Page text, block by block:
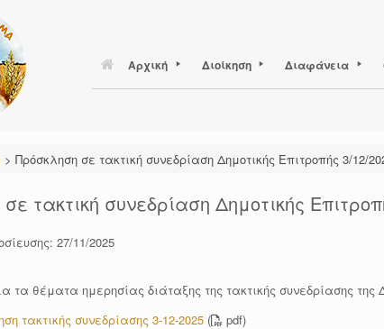
Αρχική Διοίκηση Διαφάνεια
> Πρόσκληση σε τακτική συνεδρίαση Δημοτικής Επιτροπής 3/12/
τακτική συνεδρίαση Δημοτικής
27/11/2025
τα θέματα ημερησίας διάταξης της τακτικής συνεδρίασης
τακτικής συνεδρίασης 3-12-2025( pdf)